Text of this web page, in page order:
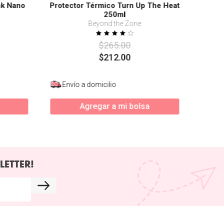
Nano
Protector Térmico Turn Up The Heat
250ml
Beyond the Zone
$265.00
$212.00
Envío a domicilio
Agregar a mi bolsa